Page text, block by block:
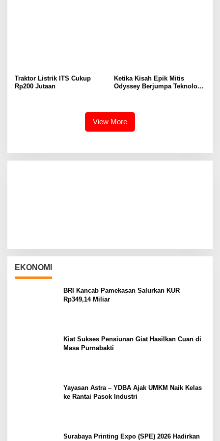
Traktor Listrik ITS Cukup
Rp200 Jutaan
Ketika Kisah Epik Mitis
Odyssey Berjumpa Teknologi
View More
EKONOMI
BRI Kancab Pamekasan Salurkan KUR
Rp349,14 Miliar
Kiat Sukses Pensiunan Giat Hasilkan Cuan di
Masa Purnabakti
Yayasan Astra – YDBA Ajak UMKM Naik Kelas
ke Rantai Pasok Industri
Surabaya Printing Expo (SPE) 2026 Hadirkan